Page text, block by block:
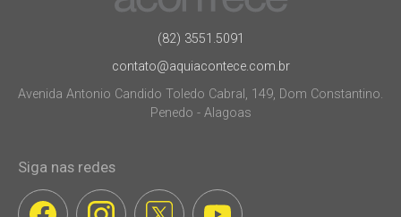
(82) 3551.5091
contato@aquiacontece.com.br
Avenida Antonio Candido Toledo Cabral, 149, Dom Constantino.
Penedo - Alagoas
Siga nas redes